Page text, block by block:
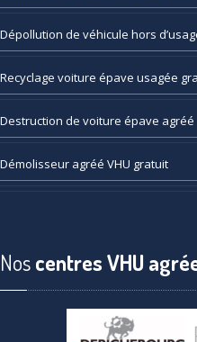
Dépollution de véhicule hors
Recyclage voiture épave usagée
Destruction de voiture épave agréé
Démolisseur agréé VHU gratuit
Noscentres VHU